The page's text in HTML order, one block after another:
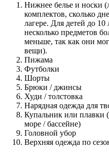
Нижнее белье и носки
комплектов, сколько
лагере. Для детей до
несколько предметов
меньше, так как они
вещи).
Пижама
Футболки
Шорты
Брюки / джинсы
Худи / толстовка
Нарядная одежда для
Купальник или плавки
море / бассейне)
Головной убор
Верхняя одежда по